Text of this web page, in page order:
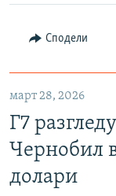
Сподели
март 28, 2026
Г7
Чернобил
долари